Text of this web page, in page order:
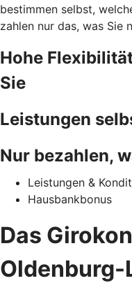
bestimmen selbst,
zahlen nur das, was Sie
Hohe
Sie
Leistungen
Nur bezahlen,
Leistungen &
Hausbankbonus
Das
Oldenburg-